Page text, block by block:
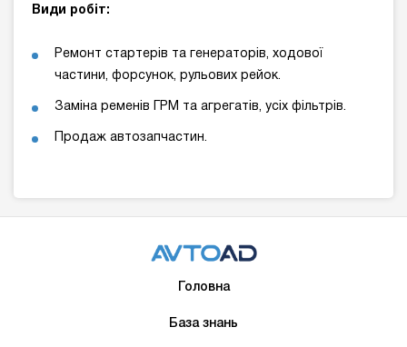
Види робіт:
Ремонт стартерів та генераторів, ходової
частини, форсунок, рульових рейок.
Заміна ременів ГРМ та агрегатів, усіх фільтрів.
Продаж автозапчастин.
Головна
База знань